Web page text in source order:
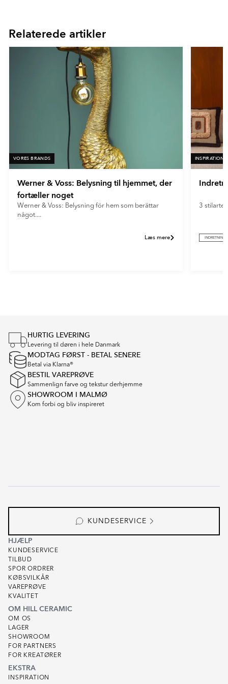
16
Relaterede artikler
VORES BRANDS
Werner & Voss: Belysning til hjemmet, der
fortæller noget
Werner & Voss: Belysning för hem som berättar
något....
Læs mere
INSPIRATION
3
INDRETNING
HURTIG LEVERING
Levering til døren i hele Danmark
MODTAG FØRST - BETAL SENERE
Betal via Klarna®
BESTIL VAREPRØVE
Sammenlign farve og tekstur derhjemme
SHOWROOM I MALMØ
Kom forbi og bliv inspireret
KUNDESERVICE
HJÆLP
KUNDESERVICE
TILBUD
SPOR ORDRER
KØBSVILKÅR
VAREPRØVE
KVALITET
OM HILL CERAMIC
OM OS
LAGER
SHOWROOM
FOR PARTNERS
FOR KREATØRER
EKSTRA
INSPIRATION